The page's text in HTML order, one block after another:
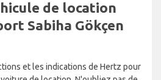
de location
Sabiha Gökçen
et les indications de Hertz pour